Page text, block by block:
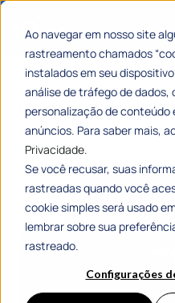
Ao navegar em nosso site
rastreamento chamados
instalados em seu
análise de tráfego de dados,
personalização de
anúncios. Para saber mais,
Privacidade.
Se você recusar, suas
rastreadas quando você
cookie simples será usado
lembrar sobre sua
rastreado.
Configurações
Home»Arquivos para Mariana
Conteúdos de
Mariana Dutra